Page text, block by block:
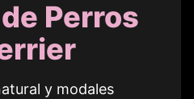
Perros
y modales